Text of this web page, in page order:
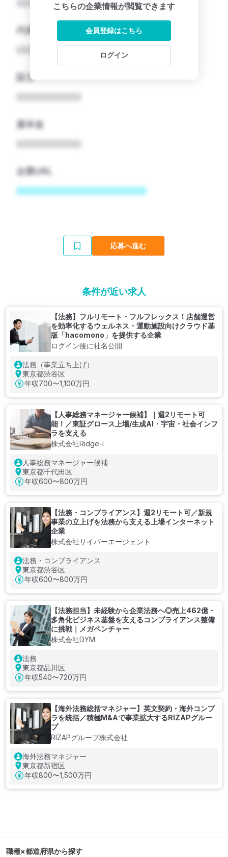
代表者
設立
資本金
企業URL
こちらの企業情報が閲覧できます
会員登録はこちら
ログイン
応募へ進む
条件が近い求人
【法務】フルリモート・フルフレックス！店舗運営
を効率化するウェルネス・運動施設向けクラウド基
版「hacomono」を提供する企業
ログイン後に社名公開
法務（事業立ち上げ）
東京都渋谷区
年収700〜1,100万円
【人事総務マネージャー候補】｜週2リモート可
能！／東証グロース上場/生成AI・宇宙・社会インフ
ラを支える
株式会社Ridge-i
人事総務マネージャー候補
東京都千代田区
年収600〜800万円
【法務・コンプライアンス】週2リモート可／新規
事業の立上げを法務から支える上場インターネット
企業
株式会社サイバーエージェント
法務・コンプライアンス
東京都渋谷区
年収600〜800万円
【法務担当】未経験から企業法務へ◎売上462億・
多角化ビジネス基盤を支えるコンプライアンス整備
に挑戦｜メガベンチャー
株式会社DYM
法務
東京都品川区
年収540〜720万円
【海外法務総括マネジャー】英文契約・海外コンプ
ラを統括／積極M&Aで事業拡大するRIZAPグルー
プ
RIZAPグループ株式会社
海外法務マネジャー
東京都新宿区
年収800〜1,500万円
職種×都道府県から探す